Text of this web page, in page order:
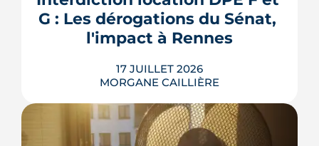
LIRE L'ARTICLE
G : Les dérogations du Sénat,
l'impact à Rennes
17 JUILLET 2026
MORGANE CAILLIÈRE